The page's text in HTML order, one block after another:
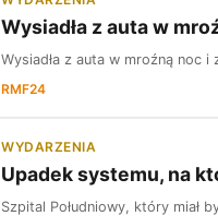
Wysiadła z auta w
Wysiadła z auta w mroźną noc i
RMF24
WYDARZENIA
Upadek systemu, na
Szpital Południowy, który miał